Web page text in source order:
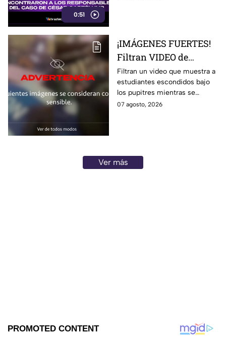
0:51
¡IMÁGENES FUERTES!
Filtran VIDEO de
estudiantes escondidos
durante t1rot3o en
escuela de Tailandia
Filtran un video que muestra a
estudiantes escondidos bajo
los pupitres mientras se
escuchaban disparos durante
07 agosto, 2026
Ver más